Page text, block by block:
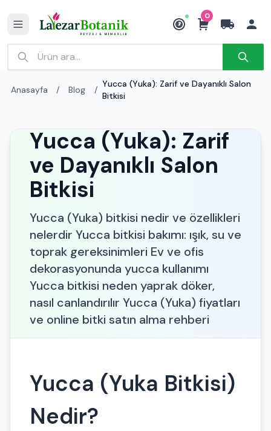
₺
0
Anasayfa / Blog /
Yucca (Yuka): Zarif ve Dayanıklı Salon
Bitkisi
Yucca (Yuka): Zarif
ve Dayanıklı Salon
Bitkisi
Yucca (Yuka) bitkisi nedir ve özellikleri
nelerdir Yucca bitkisi bakımı: ışık, su ve
toprak gereksinimleri Ev ve ofis
dekorasyonunda yucca kullanımı
Yucca bitkisi neden yaprak döker,
nasıl canlandırılır Yucca (Yuka) fiyatları
ve online bitki satın alma rehberi
Yucca (Yuka Bitkisi)
Nedir?